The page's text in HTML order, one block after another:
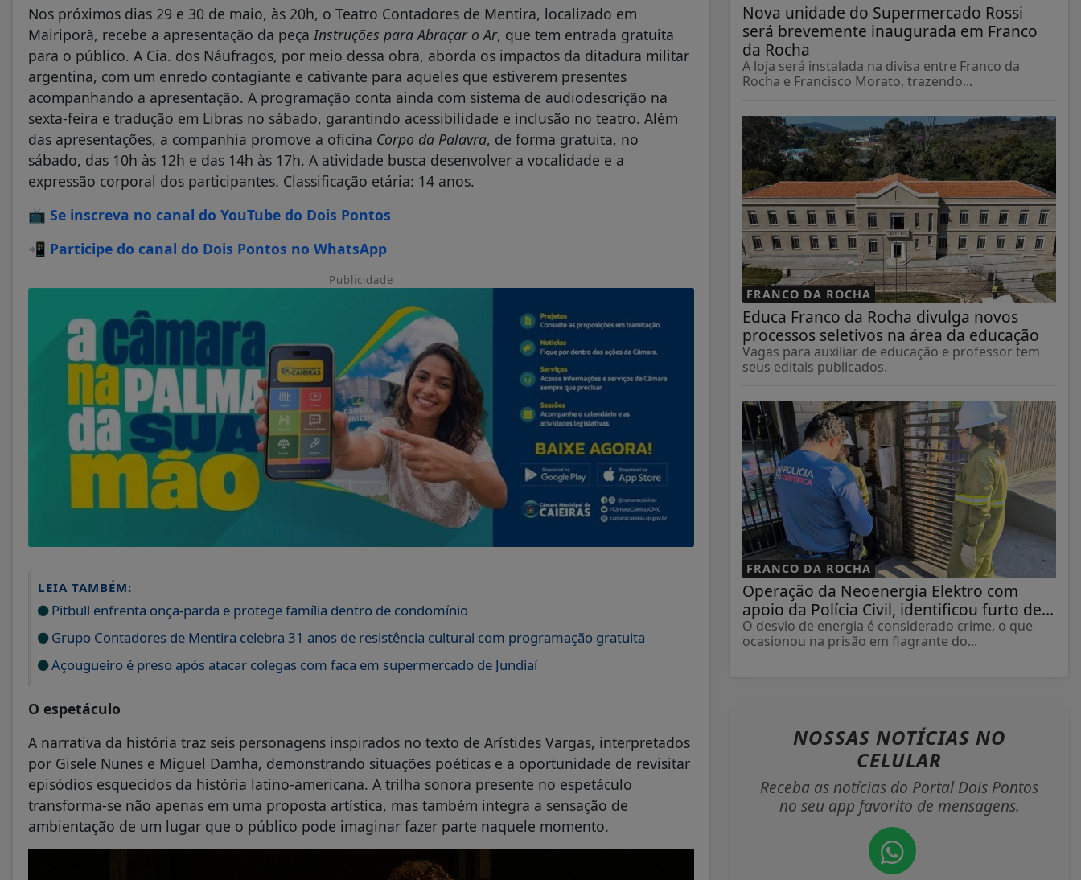
Nos próximos dias 29 e 30 de maio, às 20h, o Teatro Contadores de Mentira, localizado em
Mairiporã, recebe a apresentação da peça Instruções para Abraçar o Ar, que tem entrada gratuita
para o público. A Cia. dos Náufragos, por meio dessa obra, aborda os impactos da ditadura militar
argentina, com um enredo contagiante e cativante para aqueles que estiverem presentes
acompanhando a apresentação. A programação conta ainda com sistema de audiodescrição na
sexta-feira e tradução em Libras no sábado, garantindo acessibilidade e inclusão no teatro. Além
das apresentações, a companhia promove a oficina Corpo da Palavra, de forma gratuita, no
sábado, das 10h às 12h e das 14h às 17h. A atividade busca desenvolver a vocalidade e a
expressão corporal dos participantes. Classificação etária: 14 anos.
📺 Se inscreva no canal do YouTube do Dois Pontos
📲 Participe do canal do Dois Pontos no WhatsApp
Publicidade
LEIA TAMBÉM:
Pitbull enfrenta onça-parda e protege família dentro de condomínio
Grupo Contadores de Mentira celebra 31 anos de resistência cultural com programação gratuita
Açougueiro é preso após atacar colegas com faca em supermercado de Jundiaí
O espetáculo
A narrativa da história traz seis personagens inspirados no texto de Arístides Vargas, interpretados
por Gisele Nunes e Miguel Damha, demonstrando situações poéticas e a oportunidade de revisitar
episódios esquecidos da história latino-americana. A trilha sonora presente no espetáculo
transforma-se não apenas em uma proposta artística, mas também integra a sensação de
ambientação de um lugar que o público pode imaginar fazer parte naquele momento.
Nova unidade do Supermercado Rossi
será brevemente inaugurada em Franco
da Rocha
A loja será instalada na divisa entre Franco da
Rocha e Francisco Morato, trazendo...
FRANCO DA ROCHA
Educa Franco da Rocha divulga novos
processos seletivos na área da educação
Vagas para auxiliar de educação e professor tem
seus editais publicados.
FRANCO DA ROCHA
Operação da Neoenergia Elektro com
apoio da Polícia Civil, identificou furto de...
O desvio de energia é considerado crime, o que
ocasionou na prisão em flagrante do...
NOSSAS NOTÍCIAS NO
CELULAR
Receba as notícias do Portal Dois Pontos
no seu app favorito de mensagens.